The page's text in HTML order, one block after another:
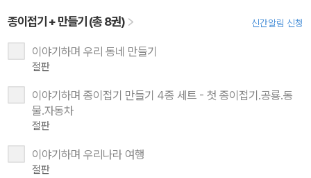
종이접기 + 만들기 (총 8권) 신간알림 신청
이야기하며 우리 동네 만들기
절판
이야기하며 종이접기 만들기 4종 세트 - 첫 종이접기.공룡.동
물.자동차
절판
이야기하며 우리나라 여행
절판